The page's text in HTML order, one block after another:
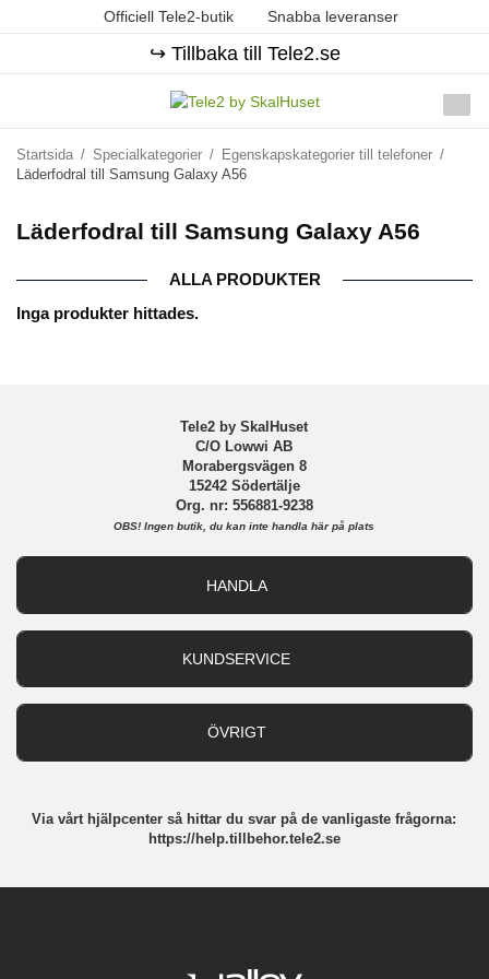
Officiell Tele2-butik Snabba leveranser
↪️ Tillbaka till Tele2.se
Startsida / Specialkategorier / Egenskapskategorier till telefoner /
Läderfodral till Samsung Galaxy A56
Läderfodral till Samsung Galaxy A56
ALLA PRODUKTER
Inga produkter hittades.
Tele2 by SkalHuset
C/O Lowwi AB
Morabergsvägen 8
15242 Södertälje
Org. nr: 556881-9238
OBS! Ingen butik, du kan inte handla här på plats
HANDLA
KUNDSERVICE
ÖVRIGT
Integritetspolicy
Via vårt hjälpcenter så hittar du svar på de vanligaste frågorna:
https://help.tillbehor.tele2.se